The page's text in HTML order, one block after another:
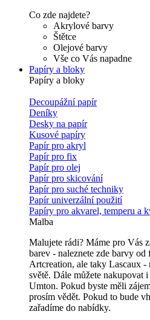
Co zde najdete?
Akrylové barvy
Štětce
Olejové barvy
Vše co Vás napadne
Papíry a bloky
Papíry a bloky
Decoupážní papír
Deníky
Desky na papír
Kusové papíry
Papír pro akryl
Papír pro fix
Papír pro olej
Papír pro skicování
Papír pro suché techniky
Papír univerzální použití
Papíry pro akvarel, temperu a
Malba
Malujete rádi? Máme pro Vás
barev - naleznete zde barvy od
Artcreation, ale taky Lascaux
světě. Dále můžete nakupovat
Umton. Pokud byste měli
prosím vědět. Pokud to bude
zařadíme do nabídky.